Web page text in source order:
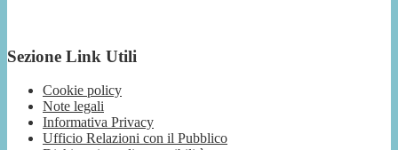
Sezione Link Utili
Cookie policy
Note legali
Informativa Privacy
Ufficio Relazioni con il Pubblico